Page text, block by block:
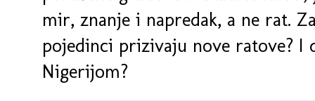
mir, znanje i napredak, a ne rat.
pojedinci prizivaju nove ratove? I
Nigerijom?